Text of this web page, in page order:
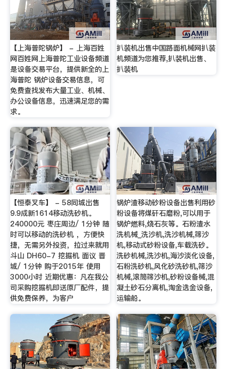
【上海普陀锅炉】 - 上海百姓
网百姓网上海普陀工业设备频道
是设备交易平台，提供新全的上
海普陀 锅炉设备交易信息，可
免费查找发布大量工业、机械、
办公设备信息，迅速满足您的需
求。
扒装机出售中国路面机械网扒装
机频道为您推荐,扒装机出售、
扒装机
【恒泰叉车】 - 58同城出售
9.9成新1614移动洗砂机。
240000元 枣庄周边/ 1分钟 随
时可以移动的洗砂机 ，方便快
捷，无需另外投资，拉过来就用
斗山 DH60-7 挖掘机 面议 晋
城/ 1分钟 购于2015年 使用
3000小时 近期优惠：凡在我公
司采购挖掘机即送原厂配件，提
供免费保养，为客户
锅炉渣移动砂粉设备出售利用砂
粉设备将煤矸石磨粉,可以用于
锅炉燃料,烧石灰等。石粉渣水
洗机械_洗沙机,洗沙机械,筛沙
机,移动式砂粉设备,车载洗砂。
洗砂机械,洗沙机,海沙淡化设备,
石粉洗砂机,风化砂洗砂机,筛沙
机械,滚筒筛沙机,砂粉设备械,混
凝土砂石分离机,淘金选金设备,
运输船。